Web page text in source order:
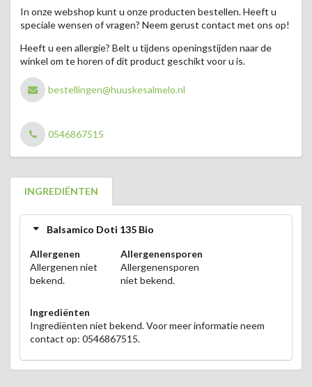
In onze webshop kunt u onze producten bestellen. Heeft u
speciale wensen of vragen? Neem gerust contact met ons op!
Heeft u een allergie? Belt u tijdens openingstijden naar de
winkel om te horen of dit product geschikt voor u is.
bestellingen@huuskesalmelo.nl
0546867515
INGREDIËNTEN
Balsamico Doti 135 Bio
Allergenen
Allergenen niet
bekend.
Allergenensporen
Allergenensporen
niet bekend.
Ingrediënten
Ingrediënten niet bekend. Voor meer informatie neem
contact op: 0546867515.